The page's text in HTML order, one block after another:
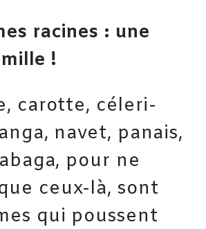
racines : une
!
carotte, céleri-
navet, panais,
pour ne
ceux-là, sont
qui poussent